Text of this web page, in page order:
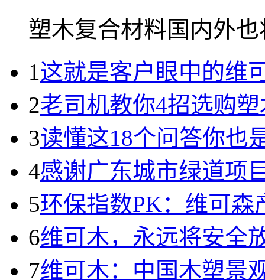
塑木复合材料国内外也
1这就是客户眼中的维
2老司机教你4招选购
3读懂这18个问答你也
4感谢广东城市绿道项
5环保指数PK：维可森
6维可木，永远将安全
7维可木：中国木塑景